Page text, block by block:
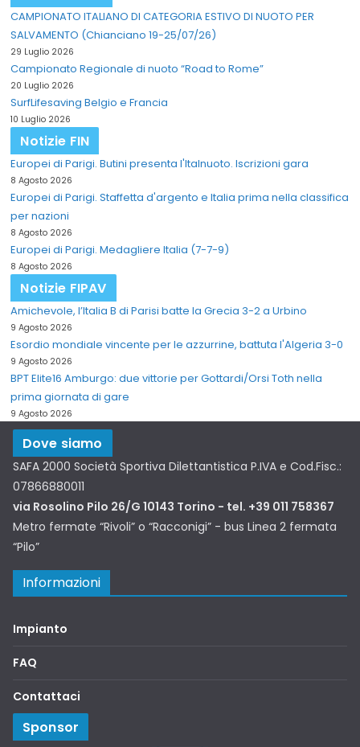
CAMPIONATO ITALIANO DI CATEGORIA ESTIVO DI NUOTO PER
SALVAMENTO (Chianciano 19-25/07/26)
29 Luglio 2026
Campionato Regionale di nuoto “Road to Rome”
20 Luglio 2026
SurfLifesaving Belgio e Francia
10 Luglio 2026
Notizie FIN
Europei di Parigi. Butini presenta l'Italnuoto. Iscrizioni gara
8 Agosto 2026
Europei di Parigi. Staffetta d'argento e Italia prima nella classifica
per nazioni
8 Agosto 2026
Europei di Parigi. Medagliere Italia (7-7-9)
8 Agosto 2026
Notizie FIPAV
Amichevole, l’Italia B di Parisi batte la Grecia 3-2 a Urbino
9 Agosto 2026
Esordio mondiale vincente per le azzurrine, battuta l'Algeria 3-0
9 Agosto 2026
BPT Elite16 Amburgo: due vittorie per Gottardi/Orsi Toth nella
prima giornata di gare
9 Agosto 2026
Dove siamo
SAFA 2000 Società Sportiva Dilettantistica P.IVA e Cod.Fisc.:
07866880011
via Rosolino Pilo 26/G 10143 Torino - tel. +39 011 758367
Metro fermate “Rivoli” o “Racconigi” - bus Linea 2 fermata
“Pilo”
Informazioni
Impianto
FAQ
Contattaci
Sponsor